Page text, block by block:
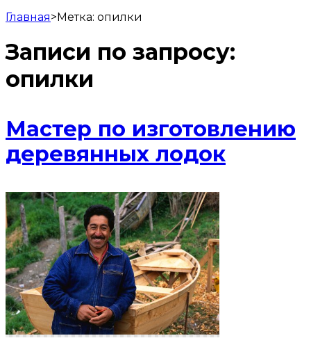
Главная>Метка: опилки
Записи по запросу:
опилки
Мастер по изготовлению
деревянных лодок